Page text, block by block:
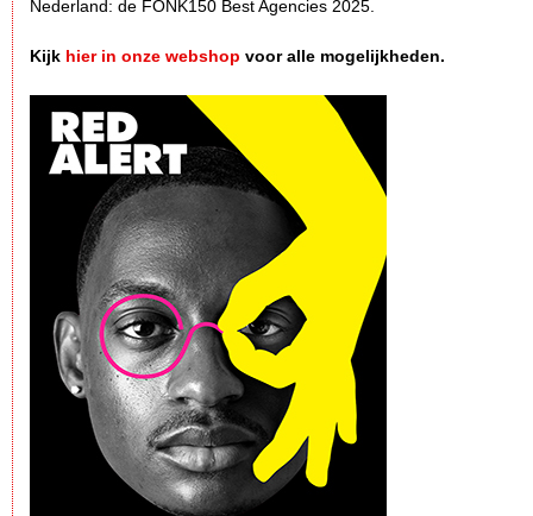
Nederland: de FONK150 Best Agencies 2025.
Kijk hier in onze webshop voor alle mogelijkheden.